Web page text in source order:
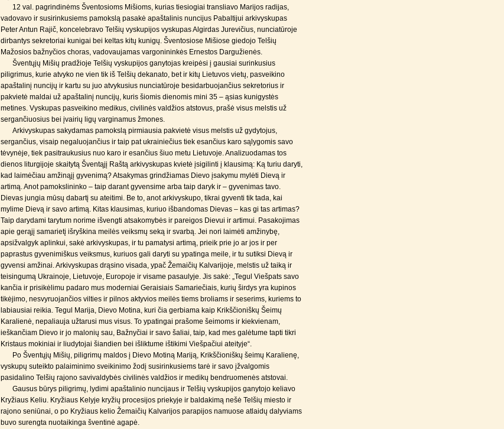
12 val. pagrindinėms Šventosioms Mišioms, kurias tiesiogiai transliavo Marijos radijas,
vadovavo ir susirinkusiems pamokslą pasakė apaštalinis nuncijus Pabaltijui arkivyskupas
Peter Antun Rajič, koncelebravo Telšių vyskupijos vyskupas Algirdas Jurevičius, nunciatūroje
dirbantys sekretoriai kunigai bei keltas kitų kunigų. Šventosiose Mišiose giedojo Telšių
Mažosios bažnyčios choras, vadovaujamas vargonininkės Ernestos Dargužienės.
Šventųjų Mišių pradžioje Telšių vyskupijos ganytojas kreipėsi į gausiai surinkusius
piligrimus, kurie atvyko ne vien tik iš Telšių dekanato, bet ir kitų Lietuvos vietų, pasveikino
apaštalinį nuncijų ir kartu su juo atvykusius nunciatūroje besidarbuojančius sekretorius ir
pakvietė maldai už apaštalinį nuncijų, kuris šiomis dienomis mini 35 – ąsias kunigystės
metines. Vyskupas pasveikino medikus, civilinės valdžios atstovus, prašė visus melstis už
sergančiuosius bei įvairių ligų varginamus žmones.
Arkivyskupas sakydamas pamokslą pirmiausia pakvietė visus melstis už gydytojus,
sergančius, visaip negaluojančius ir taip pat ukrainiečius tiek esančius karo sąlygomis savo
tėvynėje, tiek pasitraukusius nuo karo ir esančius šiuo metu Lietuvoje. Analizuodamas tos
dienos liturgijoje skaitytą Šventąjį Raštą arkivyskupas kvietė įsigilinti į klausimą: Ką turiu daryti,
kad laimėčiau amžinąjį gyvenimą? Atsakymas grindžiamas Dievo įsakymu mylėti Dievą ir
artimą. Anot pamokslininko – taip darant gyvensime arba taip daryk ir – gyvenimas tavo.
Dievas jungia mūsų dabartį su ateitimi. Be to, anot arkivyskupo, tikrai gyventi tik tada, kai
mylime Dievą ir savo artimą. Kitas klausimas, kuriuo išbandomas Dievas – kas gi tas artimas?
Taip darydami tarytum norime išvengti atsakomybės ir pareigos Dievui ir artimui. Pasakojimas
apie gerąjį samarietį išryškina meilės veiksmų seką ir svarbą. Jei nori laimėti amžinybę,
apsižvalgyk aplinkui, sakė arkivyskupas, ir tu pamatysi artimą, prieik prie jo ar jos ir per
paprastus gyvenimiškus veiksmus, kuriuos gali daryti su ypatinga meile, ir tu sutiksi Dievą ir
gyvensi amžinai. Arkivyskupas drąsino visada, ypač Žemaičių Kalvarijoje, melstis už taiką ir
teisingumą Ukrainoje, Lietuvoje, Europoje ir visame pasaulyje. Jis sakė: „Tegul Viešpats savo
kančia ir prisikėlimu padaro mus moderniai Geraisiais Samariečiais, kurių širdys yra kupinos
tikėjimo, nesvyruojančios vilties ir pilnos aktyvios meilės tiems broliams ir seserims, kuriems to
labiausiai reikia. Tegul Marija, Dievo Motina, kuri čia gerbiama kaip Krikščioniškų Šeimų
Karalienė, nepaliauja užtarusi mus visus. To ypatingai prašome šeimoms ir kiekvienam,
ieškančiam Dievo ir jo malonių sau, Bažnyčiai ir savo šaliai, taip, kad mes galėtume tapti tikri
Kristaus mokiniai ir liudytojai šiandien bei išliktume ištikimi Viešpačiui ateityje“.
Po Šventųjų Mišių, piligrimų maldos į Dievo Motiną Mariją, Krikščioniškų šeimų Karalienę,
vyskupų suteikto palaiminimo sveikinimo žodį susirinkusiems tarė ir savo įžvalgomis
pasidalino Telšių rajono savivaldybės civilinės valdžios ir medikų bendruomenės atstovai.
Gausus būrys piligrimų, lydimi apaštalinio nuncijaus ir Telšių vyskupijos ganytojo keliavo
Kryžiaus Keliu. Kryžiaus Kelyje kryžių procesijos priekyje ir baldakimą nešė Telšių miesto ir
rajono seniūnai, o po Kryžiaus kelio Žemaičių Kalvarijos parapijos namuose atlaidų dalyviams
buvo surengta nuotaikinga šventinė agapė.